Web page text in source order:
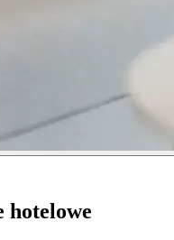
hotelowe